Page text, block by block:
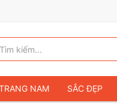
NAM SẮC ĐẸP